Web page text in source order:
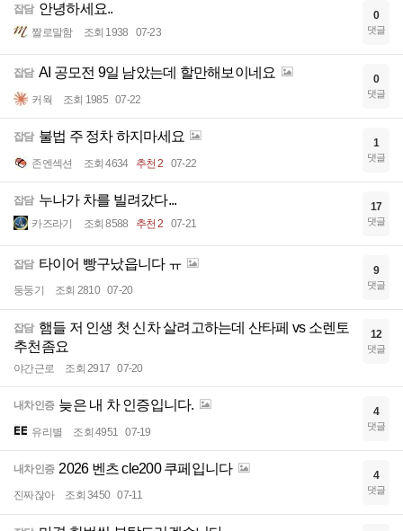
잡담 안녕하세요..
짤로말함 조회 1938 07-23
0
댓글
잡담 AI 공모전 9일 남았는데 할만해보이네요
커웍 조회 1985 07-22
0
댓글
잡담 불법 주 정차 하지마세요
존엔섹션 조회 4634 추천 2 07-22
1
댓글
잡담 누나가 차를 빌려갔다...
카즈라기 조회 8588 추천 2 07-21
17
댓글
잡담 타이어 빵구났읍니다 ㅠ
둥둥기 조회 2810 07-20
9
댓글
잡담 햄들 저 인생 첫 신차 살려고하는데 산타페 vs 소렌토
추천좀요
야간근로 조회 2917 07-20
12
댓글
내차인증 늦은 내 차 인증입니다.
유리별 조회 4951 07-19
4
댓글
내차인증 2026 벤츠 cle200 쿠페입니다
진짜잖아 조회 3450 07-11
4
댓글